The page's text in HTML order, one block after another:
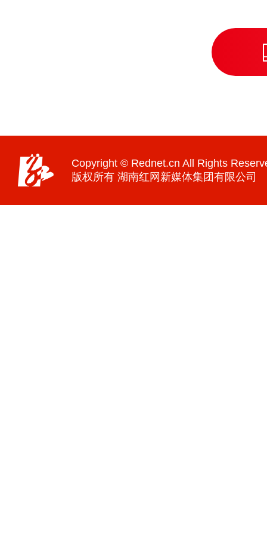
Copyright © Rednet.cn All Rights
版权所有 湖南红网新媒体集团有限公司